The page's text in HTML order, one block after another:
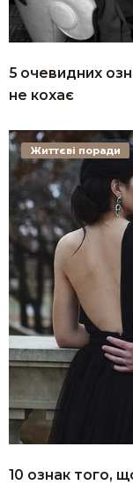
5 очевидних
не кохає
10 ознак того,
Життєві поради